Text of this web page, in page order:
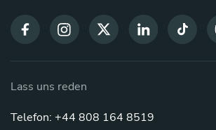
Lass uns reden
Telefon: +44 808 164 8519